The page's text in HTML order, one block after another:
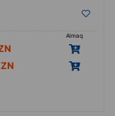
Almaq